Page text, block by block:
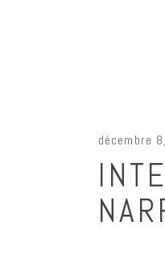
décembre